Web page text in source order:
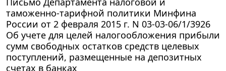
таможенно-тарифной политики Минфина
России от 2 февраля 2015 г. N 03-03-06/1/3926
Об учете для целей налогообложения прибыли
сумм свободных остатков средств целевых
поступлений, размещенные на депозитных
счетах в банках